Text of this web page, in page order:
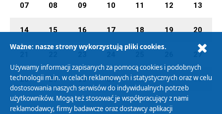
07 08 09 10 11 12 13
14 15 16 17 18 19 20
27
28 29 30 31 01 02 03
Ważne: nasze strony wykorzystują pliki cookies.
Używamy informacji zapisanych za pomocą cookies i podobnych
technologii m.in. w celach reklamowych i statystycznych oraz w celu
dostosowania naszych serwisów do indywidualnych potrzeb
użytkowników. Mogą też stosować je współpracujący z nami
reklamodawcy, firmy badawcze oraz dostawcy aplikacji